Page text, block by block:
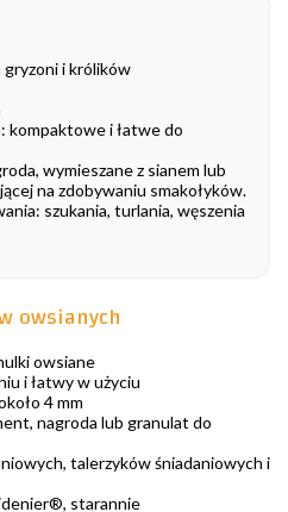
i królików
kompaktowe i łatwe do
wymieszane z sianem lub
na zdobywaniu smakołyków.
szukania, turlania, węszenia
owsianych
owsiane
i łatwy w użyciu
4 mm
nagroda lub granulat do
talerzyków śniadaniowych i
starannie